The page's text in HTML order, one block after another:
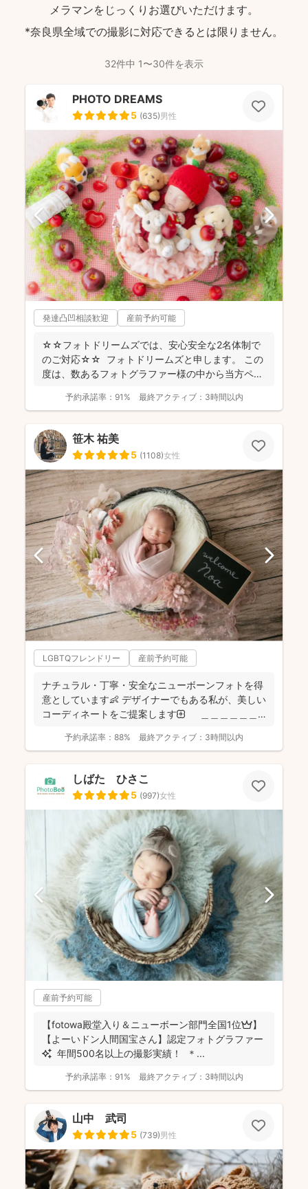
メラマンをじっくりお選びいただけます。
*奈良県全域での撮影に対応できるとは限りません。
32件中 1〜30件を表示
PHOTO DREAMS
5 (635)男性
発達凸凹相談歓迎 産前予約可能
☆☆フォトドリームズでは、安心安全な2名体制で
のご対応☆☆ フォトドリームズと申します。 この
度は、数あるフォトグラファー様の中から当方ペー
予約承諾率： 91% 最終アクティブ： 3時間以内
笹木 祐美
5 (1108)女性
LGBTQフレンドリー 産前予約可能
ナチュラル・丁寧・安全なニューボーンフォトを得
意としています👶 デザイナーでもある私が、美しい
コーディネートをご提案します🌼 ＿＿＿＿＿＿
予約承諾率： 88% 最終アクティブ： 3時間以内
しばた ひさこ
5 (997)女性
産前予約可能
【fotowa殿堂入り＆ニューボーン部門全国1位👑】
【よーいドン人間国宝さん】認定フォトグラファー
✨ 年間500名以上の撮影実績！ ＊...
予約承諾率： 91% 最終アクティブ： 3時間以内
山中 武司
5 (739)男性